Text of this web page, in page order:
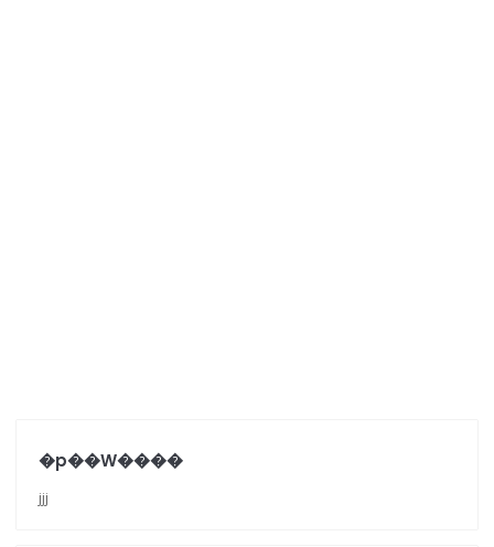
�p��W����
jjj